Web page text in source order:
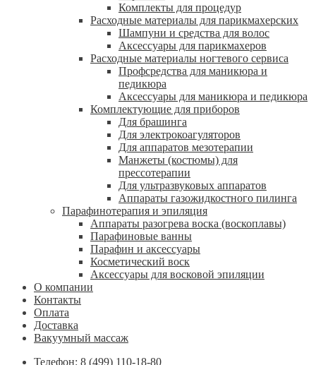
Комплекты для процедур
Расходные материалы для парикмахерских
Шампуни и средства для волос
Аксессуары для парикмахеров
Расходные материалы ногтевого сервиса
Профсредства для маникюра и
педикюра
Аксессуары для маникюра и педикюра
Комплектующие для приборов
Для брашинга
Для электрокоагуляторов
Для аппаратов мезотерапии
Манжеты (костюмы) для
прессотерапии
Для ультразвуковых аппаратов
Аппараты газожидкостного пилинга
Парафинотерапия и эпиляция
Аппараты разогрева воска (воскоплавы)
Парафиновые ванны
Парафин и аксессуары
Косметический воск
Аксессуары для восковой эпиляции
О компании
Контакты
Оплата
Доставка
Вакуумный массаж
Телефон: 8 (499) 110-18-80